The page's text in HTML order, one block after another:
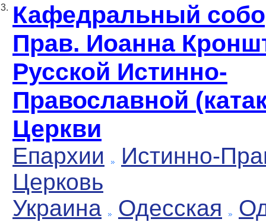
3. Кафедральный
Прав. Иоанна
Русской Истинно-
Православной
Церкви
Епархии
Истинно-
Церковь
Украина
Одесская